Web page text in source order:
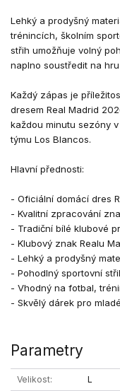
Lehký a prodyšný
trénincích, školním
střih umožňuje volný
naplno soustředit na
Každý zápas je
dresem Real Madrid
každou minutu sezóny
týmu Los Blancos.
Hlavní přednosti:
- Oficiální domácí dres
- Kvalitní zpracování
- Tradiční bílé klubové
- Klubový znak Realu
- Lehký a prodyšný
- Pohodlný sportovní
- Vhodný na fotbal,
- Skvělý dárek pro
Parametry
Velikost L